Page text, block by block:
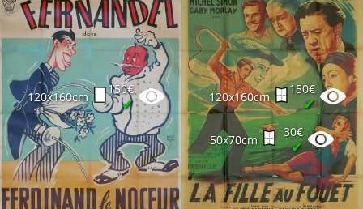
120x160cm
150€
✔ 120x160cm
150€
✔
50x70cm
30€
✔